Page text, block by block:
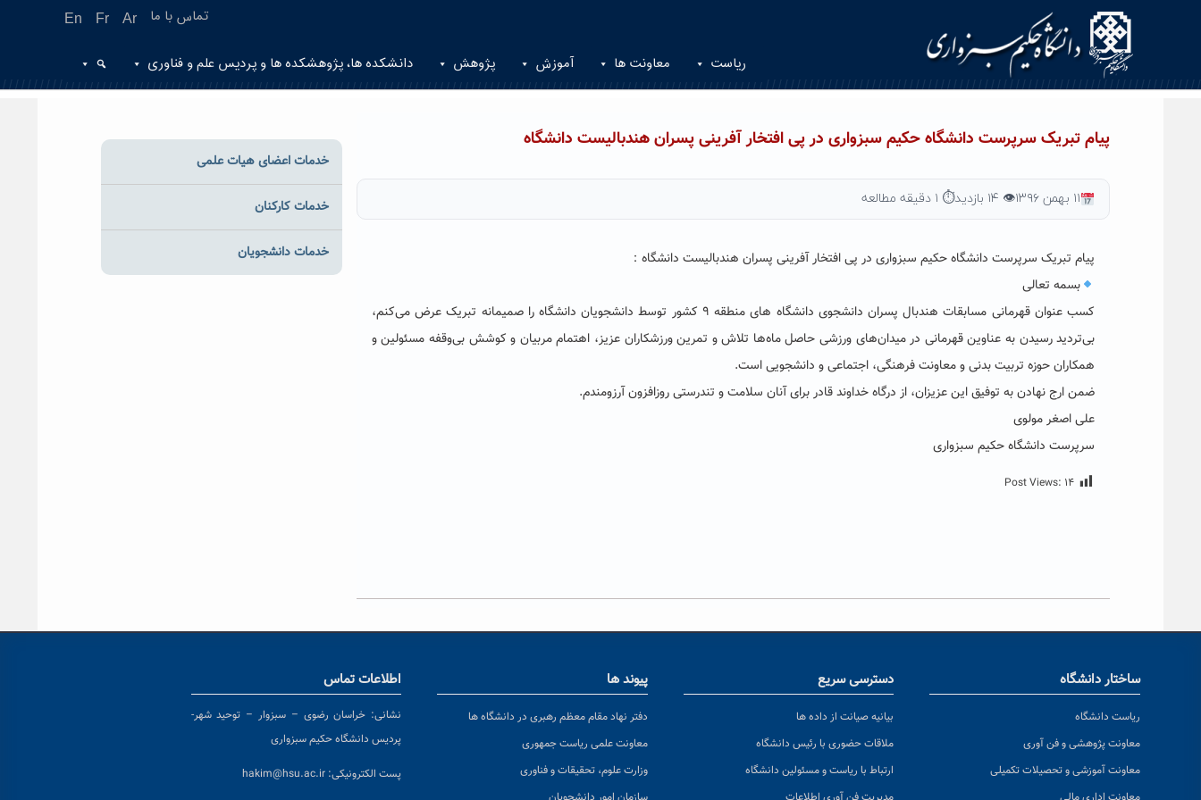
En Fr Ar تماس با ما
ریاست معاونت ها آموزش پژوهش دانشکده ها، پژوهشکده ها و پردیس علم و فناوری
پیام تبریک سرپرست دانشگاه حکیم سبزواری در پی افتخار آفرینی پسران هندبالیست دانشگاه
۱۱ بهمن ۱۳۹۶ 👁 ۱۴ بازدید ⏱ ۱ دقیقه مطالعه
پیام تبریک سرپرست دانشگاه حکیم سبزواری در پی افتخار آفرینی پسران هندبالیست دانشگاه：
بسمه تعالی
کسب عنوان قهرمانی مسابقات هندبال پسران دانشجوی دانشگاه های منطقه ۹ کشور توسط دانشجویان دانشگاه را صمیمانه تبریک عرض می‌کنم،
بی‌تردید رسیدن به عناوین قهرمانی در میدان‌های ورزشی حاصل ماه‌ها تلاش و تمرین ورزشکاران عزیز، اهتمام مربیان و کوشش بی‌وقفه مسئولین و
همکاران حوزه تربیت بدنی و معاونت فرهنگی، اجتماعی و دانشجویی است.
ضمن ارج نهادن به توفیق این عزیزان، از درگاه خداوند قادر برای آنان سلامت و تندرستی روزافزون آرزومندم.
علی اصغر مولوی
سرپرست دانشگاه حکیم سبزواری
Post Views: ۱۴
خدمات اعضای هیات علمی
خدمات کارکنان
خدمات دانشجویان
ساختار دانشگاه
ریاست دانشگاه
معاونت پژوهشی و فن آوری
معاونت آموزشی و تحصیلات تکمیلی
دسترسی سریع
بیانیه صیانت از داده ها
ملاقات حضوری با رئیس دانشگاه
ارتباط با ریاست و مسئولین دانشگاه
پیوند ها
دفتر نهاد مقام معظم رهبری در دانشگاه ها
معاونت علمی ریاست جمهوری
وزارت علوم، تحقیقات و فناوری
اطلاعات تماس
نشانی: خراسان رضوی – سبزوار – توحید شهر-
پردیس دانشگاه حکیم سبزواری
پست الکترونیکی: hakim@hsu.ac.ir